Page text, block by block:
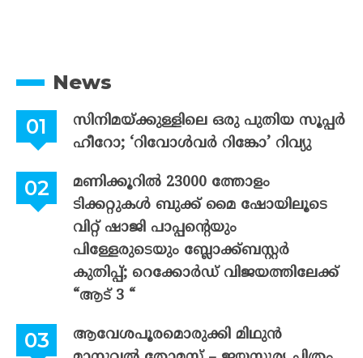
News
സിനിമയ്ക്കുള്ളിലെ ഒരു പുതിയ സൂപ്പർ
ഹീറോ; ‘റിവോൾവർ റിങ്കോ’ റിവ്യു
മണിക്കൂറിൽ 23000 ത്തോളം
ടിക്കറ്റുകൾ ബുക്ക് മൈ ഷോയിലൂടെ
വിറ്റ് ഷാജി പാപ്പന്റെയും
പിള്ളേരുടെയും ബ്ലോക്ക്ബസ്റ്റർ
കുതിപ്പ്; റെക്കോർഡ് വിജയത്തിലേക്ക്
“ആട് 3 “
ആവേശപൂരമൊരുക്കി മിഥുൻ